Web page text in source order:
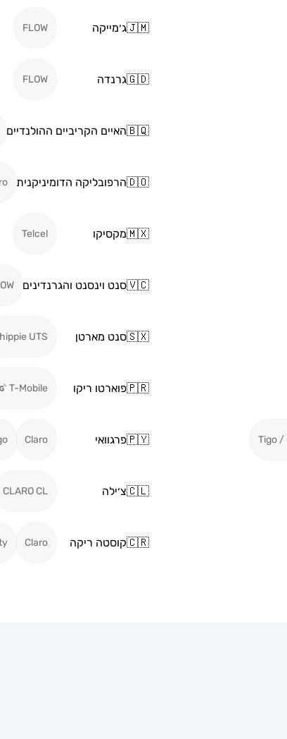
🇯🇲ג׳מייקה FLOW
🇬🇩גרנדה FLOW
🇧🇶האיים הקריביים ההולנדיים
🇩🇴הרפובליקה הדומיניקנית
🇲🇽מקסיקו Telcel
🇻🇨סנט וינסנט והגרנדינים
🇸🇽סנט מארטן UTS
🇵🇷פוארטו ריקו T-Mobile
Tigo /
🇵🇾פרגוואי Claro
🇨🇱צ׳ילה CLARO CL
🇨🇷קוסטה ריקה Claro